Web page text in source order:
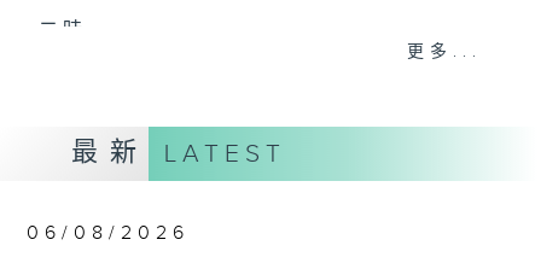
二 時
黃可柔、馬崇恩、蕭桐、陳婉紅、紅萍、林玉琴、陳
更多...
最新 LATEST
06/08/2026